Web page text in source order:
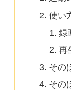
使い
録
再
その
その